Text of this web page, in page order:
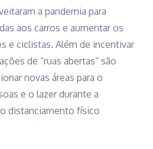
a pandemia para
aos carros e aumentar os
e ciclistas. Além de incentivar
de “ruas abertas” são
novas áreas para o
e o lazer durante a
distanciamento físico